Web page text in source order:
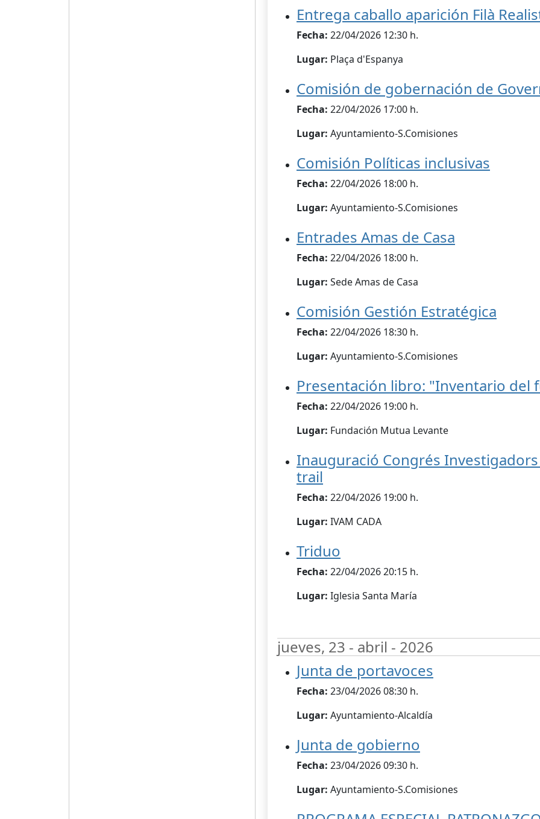
Entrega caballo aparición Filà
Fecha: 22/04/2026 12:30 h.
Lugar: Plaça d'Espanya
Comisión de gobernación de
Fecha: 22/04/2026 17:00 h.
Lugar: Ayuntamiento-S.Comisiones
Comisión Políticas inclusivas
Fecha: 22/04/2026 18:00 h.
Lugar: Ayuntamiento-S.Comisiones
Entrades Amas de Casa
Fecha: 22/04/2026 18:00 h.
Lugar: Sede Amas de Casa
Comisión Gestión Estratégica
Fecha: 22/04/2026 18:30 h.
Lugar: Ayuntamiento-S.Comisiones
Presentación libro: "Inventario del
Fecha: 22/04/2026 19:00 h.
Lugar: Fundación Mutua Levante
Inauguració Congrés
trail
Fecha: 22/04/2026 19:00 h.
Lugar: IVAM CADA
Triduo
Fecha: 22/04/2026 20:15 h.
Lugar: Iglesia Santa María
jueves, 23 - abril - 2026
Junta de portavoces
Fecha: 23/04/2026 08:30 h.
Lugar: Ayuntamiento-Alcaldía
Junta de gobierno
Fecha: 23/04/2026 09:30 h.
Lugar: Ayuntamiento-S.Comisiones